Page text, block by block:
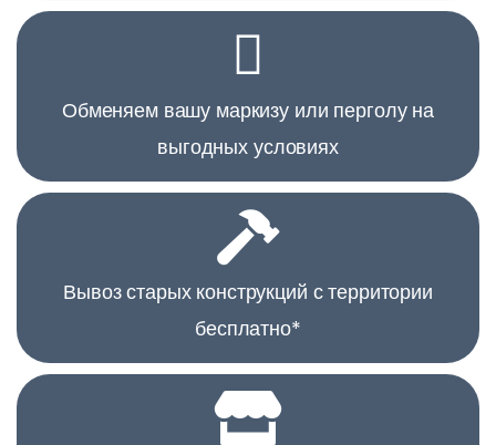
Обменяем вашу маркизу или перголу на
выгодных условиях
Вывоз старых конструкций с территории
бесплатно*